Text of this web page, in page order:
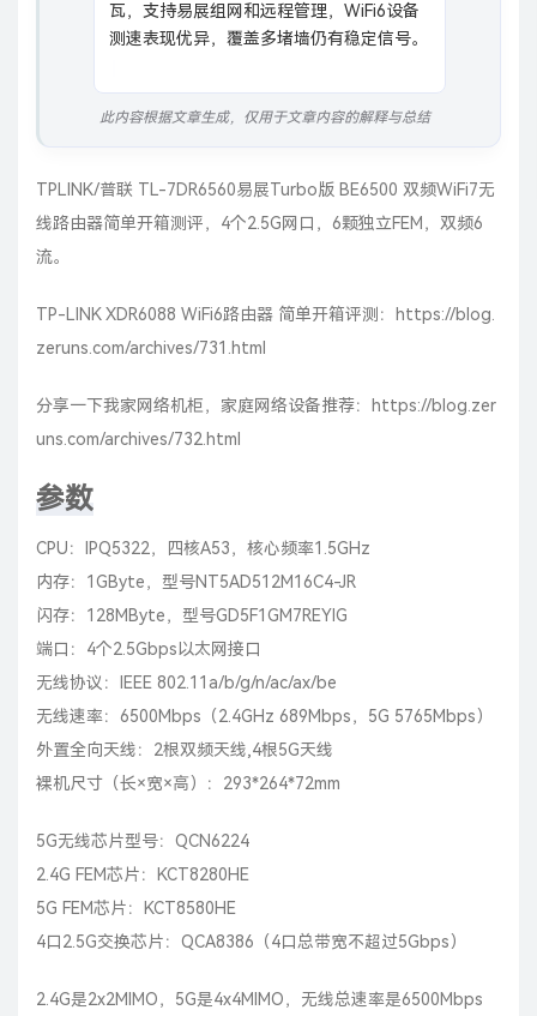
瓦，支持易展组网和远程管理，WiFi6设备
测速表现优异，覆盖多堵墙仍有稳定信号。
此内容根据文章生成，仅用于文章内容的解释与总结
TPLINK/普联 TL-7DR6560易展Turbo版 BE6500 双频WiFi7无
线路由器简单开箱测评，4个2.5G网口，6颗独立FEM，双频6
流。
TP-LINK XDR6088 WiFi6路由器 简单开箱评测：
https://blog.
zeruns.com/archives/731.html
分享一下我家网络机柜，家庭网络设备推荐：
https://blog.zer
uns.com/archives/732.html
参数
CPU：IPQ5322，四核A53，核心频率1.5GHz
内存：1GByte，型号NT5AD512M16C4-JR
闪存：128MByte，型号GD5F1GM7REYIG
端口：4个2.5Gbps以太网接口
无线协议：IEEE 802.11a/b/g/n/ac/ax/be
无线速率：6500Mbps（2.4GHz 689Mbps，5G 5765Mbps）
外置全向天线：2根双频天线,4根5G天线
裸机尺寸（长×宽×高）：293*264*72mm
5G无线芯片型号：QCN6224
2.4G FEM芯片：KCT8280HE
5G FEM芯片：KCT8580HE
4口2.5G交换芯片：QCA8386（4口总带宽不超过5Gbps）
2.4G是2x2MIMO，5G是4x4MIMO，无线总速率是6500Mbps